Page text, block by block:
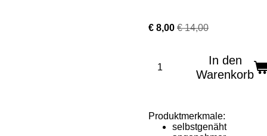
€ 8,00 € 14,00
In den
Warenkorb
Produktmerkmale:
selbstgenäht